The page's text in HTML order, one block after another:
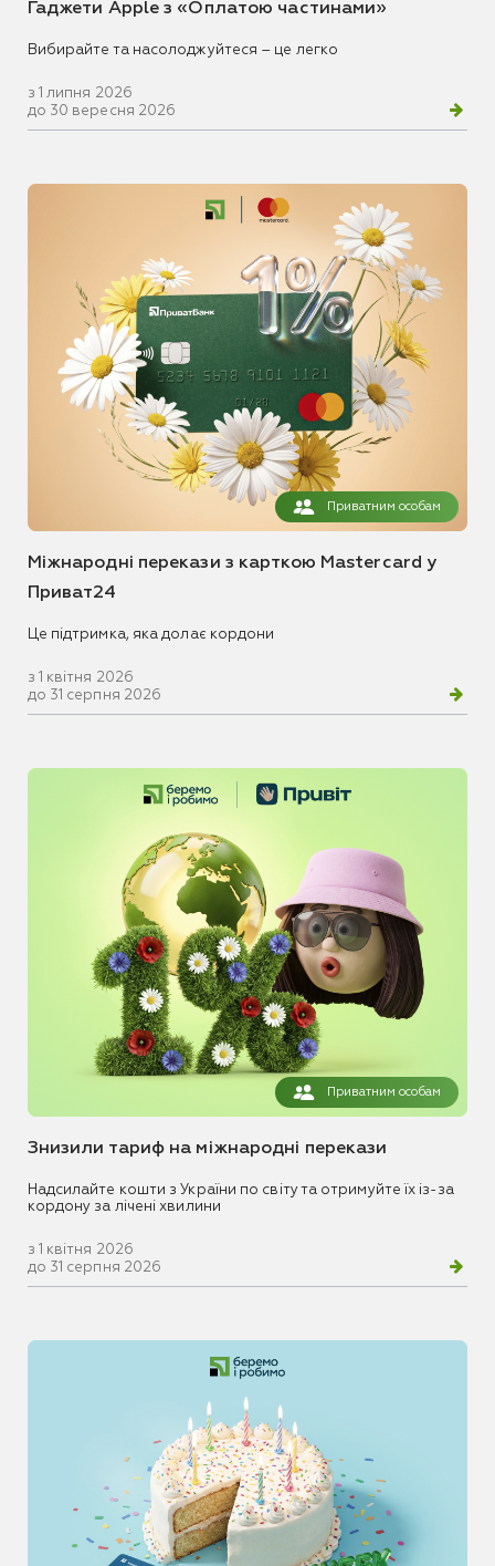
Гаджети Apple з «Оплатою частинами»
Вибирайте та насолоджуйтеся – це легко
з 1 липня 2026
до 30 вересня 2026
Приватним особам
Міжнародні перекази з карткою Mastercard у
Приват24
Це підтримка, яка долає кордони
з 1 квітня 2026
до 31 серпня 2026
Приватним особам
Знизили тариф на міжнародні перекази
Надсилайте кошти з України по світу та отримуйте їх із-за
кордону за лічені хвилини
з 1 квітня 2026
до 31 серпня 2026